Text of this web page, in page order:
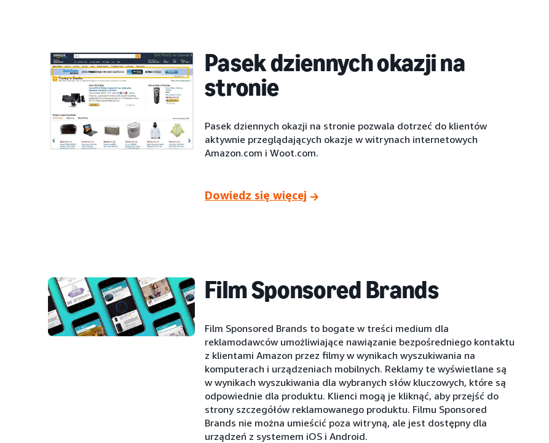
Pasek dziennych okazji na
stronie
Pasek dziennych okazji na stronie pozwala dotrzeć do klientów
aktywnie przeglądających okazje w witrynach internetowych
Amazon.com i Woot.com.
Dowiedz się więcej
Film Sponsored Brands
Film Sponsored Brands to bogate w treści medium dla
reklamodawców umożliwiające nawiązanie bezpośredniego kontaktu
z klientami Amazon przez filmy w wynikach wyszukiwania na
komputerach i urządzeniach mobilnych. Reklamy te wyświetlane są
w wynikach wyszukiwania dla wybranych słów kluczowych, które są
odpowiednie dla produktu. Klienci mogą je kliknąć, aby przejść do
strony szczegółów reklamowanego produktu. Filmu Sponsored
Brands nie można umieścić poza witryną, ale jest dostępny dla
urządzeń z systemem iOS i Android.